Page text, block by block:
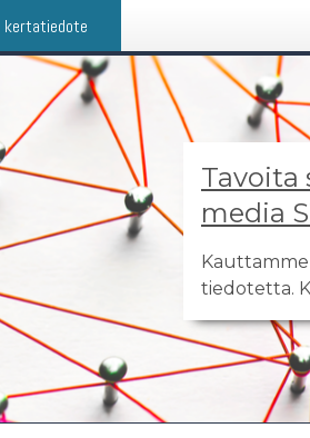
kertatiedote
Tavoita
media
tiedotetta.